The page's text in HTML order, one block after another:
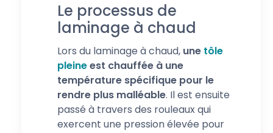
Le processus de
laminage à chaud
Lors du laminage à chaud, une tôle
pleineest chauffée à une
température spécifique pour le
rendre plus malléable. Il est ensuite
passé à travers des rouleaux qui
exercent une pression élevée pour